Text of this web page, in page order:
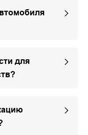
для